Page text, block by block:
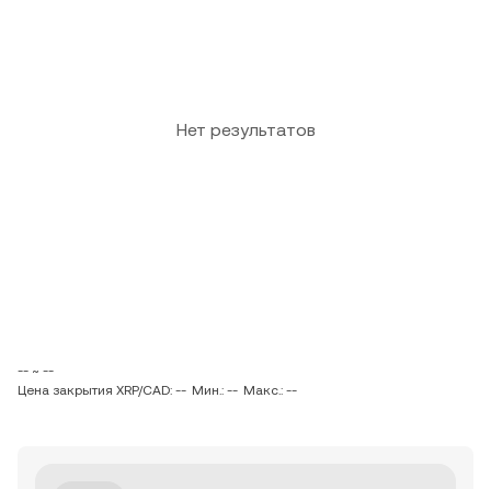
Нет результатов
-- ~ --
Цена закрытия XRP/CAD: -- Мин.: -- Макс.: --